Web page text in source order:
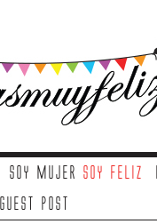
Soy mujer soy feliz
Guest Post